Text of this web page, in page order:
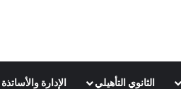
الثانوي التأهيلي الإدارة والأساتذة